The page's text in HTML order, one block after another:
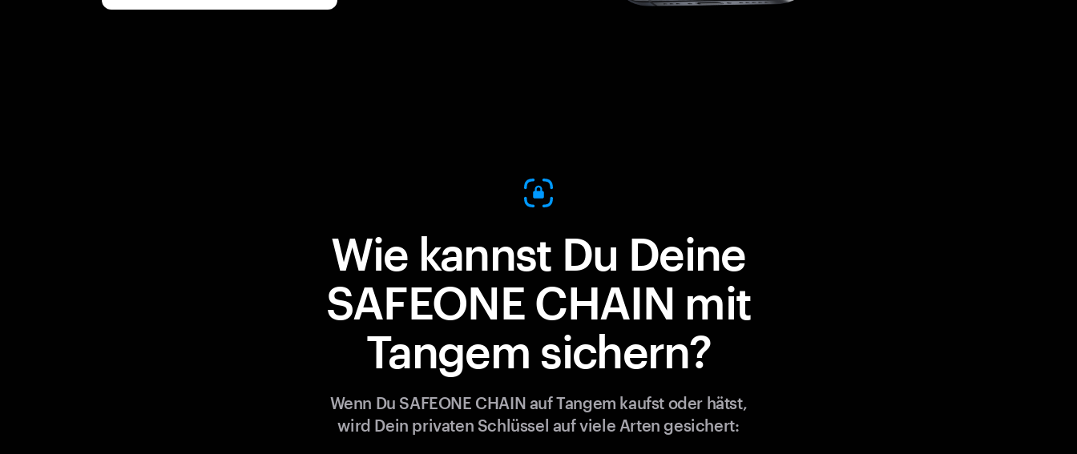
Wie kannst Du Deine
SAFEONE CHAIN mit
Tangem sichern?
Wenn Du SAFEONE CHAIN auf Tangem kaufst oder hätst,
wird Dein privaten Schlüssel auf viele Arten gesichert: